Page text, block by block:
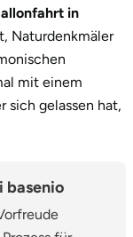
in
Naturdenkmäler
mit einem
sich gelassen hat,
basenio